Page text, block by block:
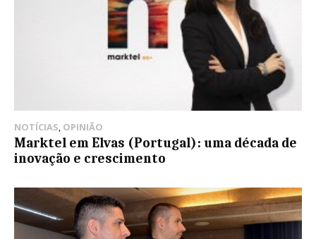
NOTÍCIAS, OPINIÃO
Marktel em Elvas (Portugal): uma década de
inovação e crescimento